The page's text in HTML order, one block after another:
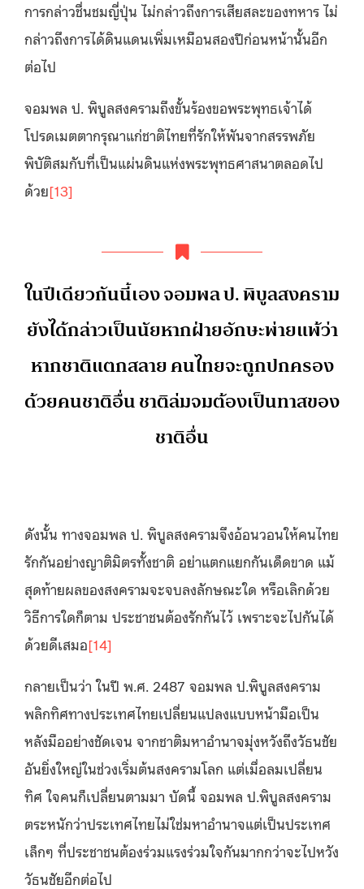
การกล่าวชื่นชมญี่ปุ่น ไม่กล่าวถึงการเสียสละของทหาร ไม่
กล่าวถึงการได้ดินแดนเพิ่มเหมือนสองปีก่อนหน้านั้นอีก
ต่อไป
จอมพล ป. พิบูลสงครามถึงขั้นร้องขอพระพุทธเจ้าได้
โปรดเมตตากรุณาแก่ชาติไทยที่รักให้พันจากสรรพภัย
พิบัติสมกับที่เป็นแผ่นดินแห่งพระพุทธศาสนาตลอดไป
ด้วย[13]
ในปีเดียวกันนี้เอง จอมพล ป. พิบูลสงคราม
ยังได้กล่าวเป็นนัยหากฝ่ายอักษะพ่ายแพ้ว่า
หากชาติแตกสลาย คนไทยจะถูกปกครอง
ด้วยคนชาติอื่น ชาติล่มจมต้องเป็นทาสของ
ชาติอื่น
ดังนั้น ทางจอมพล ป. พิบูลสงครามจึงอ้อนวอนให้คนไทย
รักกันอย่างญาติมิตรทั้งชาติ อย่าแตกแยกกันเด็ดขาด แม้
สุดท้ายผลของสงครามจะจบลงลักษณะใด หรือเลิกด้วย
วิธีการใดก็ตาม ประชาชนต้องรักกันไว้ เพราะจะไปกันได้
ด้วยดีเสมอ[14]
กลายเป็นว่า ในปี พ.ศ. 2487 จอมพล ป.พิบูลสงคราม
พลิกทิศทางประเทศไทยเปลี่ยนแปลงแบบหน้ามือเป็น
หลังมืออย่างชัดเจน จากชาติมหาอำนาจมุ่งหวังถึงวัธนชัย
อันยิ่งใหญ่ในช่วงเริ่มต้นสงครามโลก แต่เมื่อลมเปลี่ยน
ทิศ ใจคนก็เปลี่ยนตามมา บัดนี้ จอมพล ป.พิบูลสงคราม
ตระหนักว่าประเทศไทยไม่ใช่มหาอำนาจแต่เป็นประเทศ
เล็กๆ ที่ประชาชนต้องร่วมแรงร่วมใจกันมากกว่าจะไปหวัง
วัธนชัยอีกต่อไป